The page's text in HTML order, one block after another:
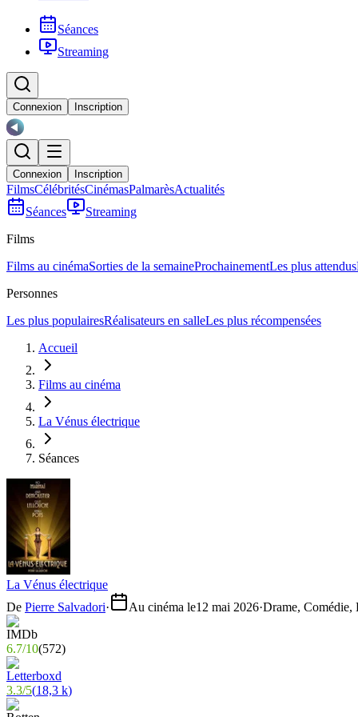
Séances
Streaming
Connexion Inscription
Connexion Inscription
FilmsCélébritésCinémasPalmarèsActualités
Séances
Streaming
Films
Films au cinémaSorties de la semaineProchainementLes plus attendus
Personnes
Les plus populairesRéalisateurs en salleLes plus récompensées
Accueil
Films au cinéma
La Vénus électrique
Séances
La Vénus électrique
De Pierre Salvadori· Au cinéma le12 mai 2026·Drame, Comédie,
6.7/10(572)
3.3/5(18,3 k)